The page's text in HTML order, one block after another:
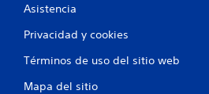
Asistencia
Privacidad y cookies
Términos de uso del sitio web
Mapa del sitio